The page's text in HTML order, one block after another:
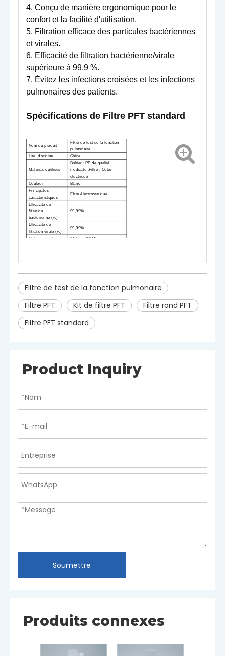
4. Conçu de manière ergonomique pour le
confort et la facilité d'utilisation.
5. Filtration efficace des particules bactériennes
et virales.
6. Efficacité de filtration bactérienne/virale
supérieure à 99,9 %.
7. Évitez les infections croisées et les infections
pulmonaires des patients.
Spécifications de Filtre PFT standard
Nom du produit
Filtre de test de la fonction
pulmonaire
Lieu d'origine
Chine
Matériaux utilisés
Boîtier : PP de qualité
médicale ;Filtre : Coton
électrique
Couleur
Blanc
Principales
caractéristiques
Filtre électrostatique
Efficacité de
filtration
bactérienne (%)
99,99%
Efficacité de
filtration virale (%)
99,99%
Côté connecteur ID30mm/OD33mm
conservation :
Filtre de test de la fonction pulmonaire
Filtre PFT
Kit de filtre PFT
Filtre rond PFT
Filtre PFT standard
Product Inquiry
Soumettre
Produits connexes